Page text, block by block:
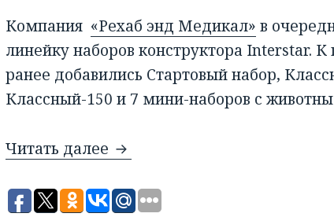
Компания «Рехаб энд Медикал» в
линейку наборов конструктора Interstar.
ранее добавились Стартовый набор,
Классный-150 и 7 мини-наборов с
Читать далее Новинки от Interstar.